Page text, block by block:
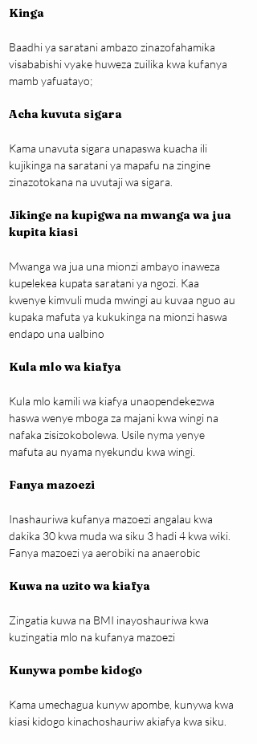
Kinga
Baadhi ya saratani ambazo zinazofahamika
visababishi vyake huweza zuilika kwa kufanya
mamb yafuatayo;
Acha kuvuta sigara
Kama unavuta sigara unapaswa kuacha ili
kujikinga na saratani ya mapafu na zingine
zinazotokana na uvutaji wa sigara.
Jikinge na kupigwa na mwanga wa jua
kupita kiasi
Mwanga wa jua una mionzi ambayo inaweza
kupelekea kupata saratani ya ngozi. Kaa
kwenye kimvuli muda mwingi au kuvaa nguo au
kupaka mafuta ya kukukinga na mionzi haswa
endapo una ualbino
Kula mlo wa kiafya
Kula mlo kamili wa kiafya unaopendekezwa
haswa wenye mboga za majani kwa wingi na
nafaka zisizokobolewa. Usile nyma yenye
mafuta au nyama nyekundu kwa wingi.
Fanya mazoezi
Inashauriwa kufanya mazoezi angalau kwa
dakika 30 kwa muda wa siku 3 hadi 4 kwa wiki.
Fanya mazoezi ya aerobiki na anaerobic
Kuwa na uzito wa kiafya
Zingatia kuwa na BMI inayoshauriwa kwa
kuzingatia mlo na kufanya mazoezi
Kunywa pombe kidogo
Kama umechagua kunyw apombe, kunywa kwa
kiasi kidogo kinachoshauriw akiafya kwa siku.